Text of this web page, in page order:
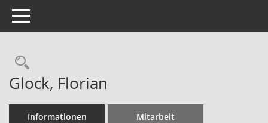
Toggle navigation
Rechercheauswahl
Glock, Florian
Informationen Mitarbeit